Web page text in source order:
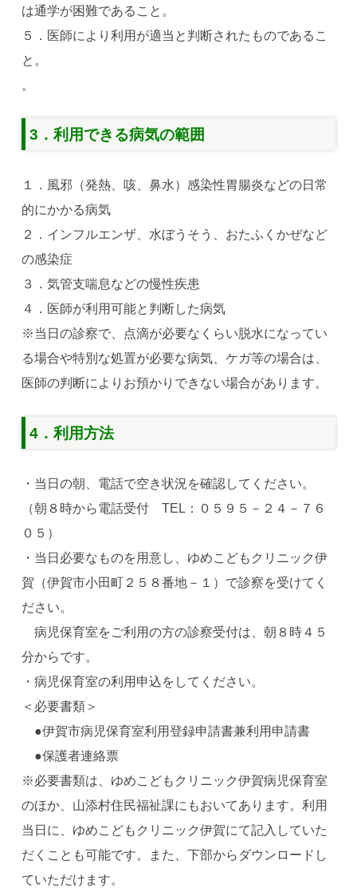
は通学が困難であること。
５．医師により利用が適当と判断されたものであるこ
と。
。
3．利用できる病気の範囲
１．風邪（発熱、咳、鼻水）感染性胃腸炎などの日常
的にかかる病気
２．インフルエンザ、水ぼうそう、おたふくかぜなど
の感染症
３．気管支喘息などの慢性疾患
４．医師が利用可能と判断した病気
※当日の診察で、点滴が必要なくらい脱水になってい
る場合や特別な処置が必要な病気、ケガ等の場合は、
医師の判断によりお預かりできない場合があります。
4．利用方法
・当日の朝、電話で空き状況を確認してください。
（朝８時から電話受付 TEL：０５９５－２４－７６
０５）
・当日必要なものを用意し、ゆめこどもクリニック伊
賀（伊賀市小田町２５８番地－１）で診察を受けてく
ださい。
病児保育室をご利用の方の診察受付は、朝８時４５
分からです。
・病児保育室の利用申込をしてください。
＜必要書類＞
●伊賀市病児保育室利用登録申請書兼利用申請書
●保護者連絡票
※必要書類は、ゆめこどもクリニック伊賀病児保育室
のほか、山添村住民福祉課にもおいてあります。利用
当日に、ゆめこどもクリニック伊賀にて記入していた
だくことも可能です。また、下部からダウンロードし
ていただけます。